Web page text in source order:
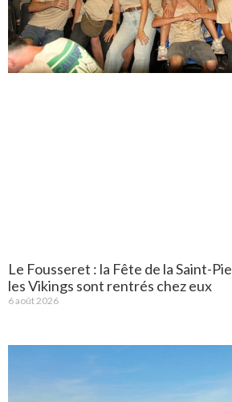
Le Fousseret : la Fête de la Saint-
les Vikings sont rentrés chez eux
6 août 2026